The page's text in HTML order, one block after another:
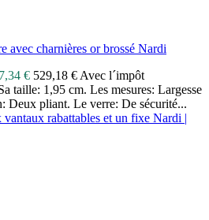
avec charnières or brossé Nardi
€ 529,18 € Avec l´impôt
taille: 1,95 cm. Les mesures: Largesse
Deux pliant. Le verre: De sécurité...